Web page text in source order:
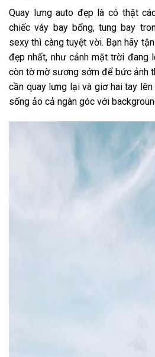
Quay lưng auto đẹp là có thật
chiếc váy bay bổng, tung bay
sexy thì càng tuyệt vời. Bạn hãy
đẹp nhất, như cảnh mặt trời đang
còn tờ mờ sương sớm để bức ảnh
cần quay lưng lại và giơ hai tay
sống ảo cả ngàn góc với